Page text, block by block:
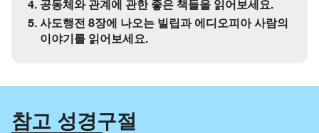
공동체와 관계에 관한 좋은 책들을 읽어보세요.
사도행전 8장에 나오는 빌립과 에디오피아 사람의
이야기를 읽어보세요.
참고 성경구절